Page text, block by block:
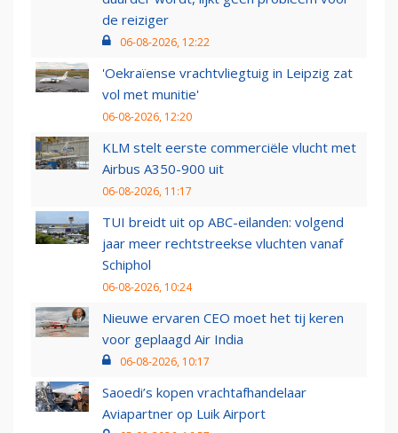
de reiziger
06-08-2026, 12:22
'Oekraïense vrachtvliegtuig in Leipzig zat
vol met munitie'
06-08-2026, 12:20
KLM stelt eerste commerciële vlucht met
Airbus A350-900 uit
06-08-2026, 11:17
TUI breidt uit op ABC-eilanden: volgend
jaar meer rechtstreekse vluchten vanaf
Schiphol
06-08-2026, 10:24
Nieuwe ervaren CEO moet het tij keren
voor geplaagd Air India
06-08-2026, 10:17
Saoedi’s kopen vrachtafhandelaar
Aviapartner op Luik Airport